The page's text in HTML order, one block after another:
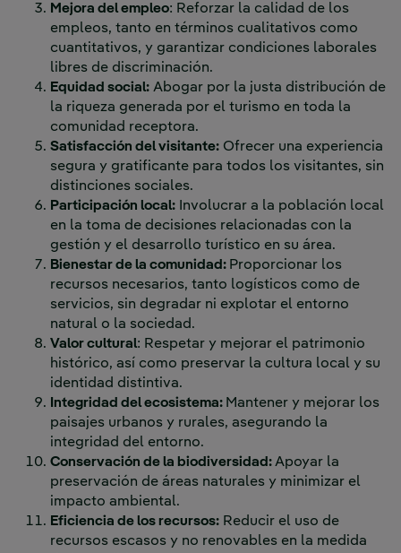
Mejora del empleo: Reforzar la calidad de los
empleos, tanto en términos cualitativos como
cuantitativos, y garantizar condiciones laborales
libres de discriminación.
Equidad social: Abogar por la justa distribución de
la riqueza generada por el turismo en toda la
comunidad receptora.
Satisfacción del visitante: Ofrecer una experiencia
segura y gratificante para todos los visitantes, sin
distinciones sociales.
Participación local: Involucrar a la población local
en la toma de decisiones relacionadas con la
gestión y el desarrollo turístico en su área.
Bienestar de la comunidad: Proporcionar los
recursos necesarios, tanto logísticos como de
servicios, sin degradar ni explotar el entorno
natural o la sociedad.
Valor cultural: Respetar y mejorar el patrimonio
histórico, así como preservar la cultura local y su
identidad distintiva.
Integridad del ecosistema: Mantener y mejorar los
paisajes urbanos y rurales, asegurando la
integridad del entorno.
Conservación de la biodiversidad:Apoyar la
preservación de áreas naturales y minimizar el
impacto ambiental.
Eficiencia de los recursos: Reducir el uso de
recursos escasos y no renovables en la medida